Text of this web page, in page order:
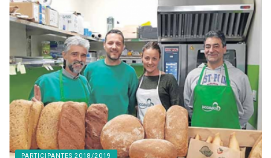
PARTICIPANTES 2018/2019